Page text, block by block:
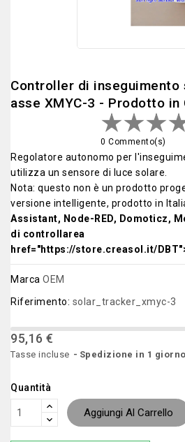
Controller di inseguimento
asse XMYC-3 - Prodotto in
0 Commento(s)
Regolatore autonomo per
utilizza un sensore di luce solare.
Nota: questo non è un prodotto
versione intelligente, prodotto in
Assistant, Node-RED, Domoticz,
di controllarea
href="https://store.creasol.it/
Marca OEM
Riferimento: solar_tracker_xmyc-3
95,16 €
Tasse incluse Spedizione in 1
Quantità
Aggiungi Al Carrello